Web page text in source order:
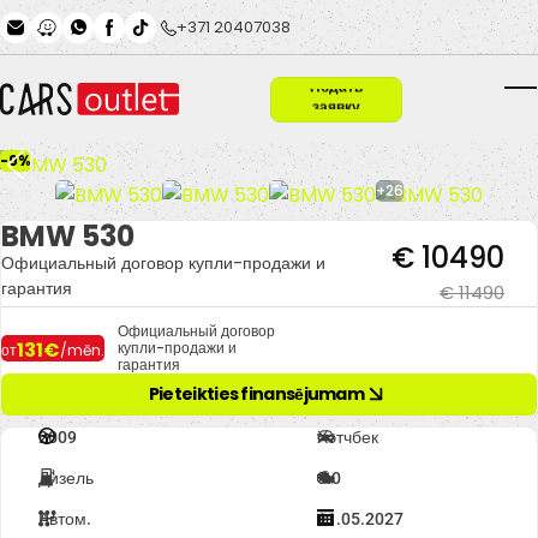
Skip to main content+371 20407038
Подать
заявку
-9%
+26
BMW 530
Официальный договор купли-продажи и
гарантия
€ 11490
€ 10490
от131€/mēn.
Официальный договор
купли-продажи и
гарантия
Pieteikties finansējumam
2009 Хэтчбек
Дизель 3.0
Автом. 11.05.2027